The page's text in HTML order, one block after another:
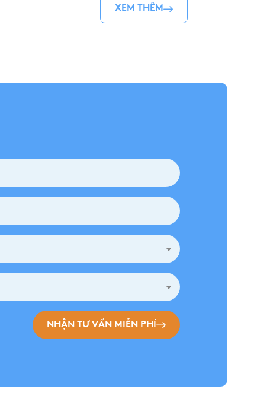
thuật thường chỉ xoay quanh lý […]
XEM THÊM
NHẬN TƯ VẤN MIỄN PHÍ